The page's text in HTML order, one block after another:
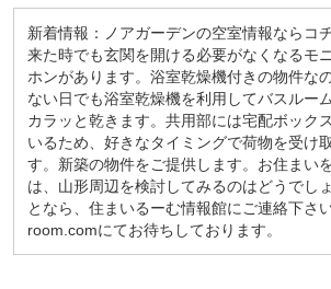
新着情報：ノアガーデンの空室情報ならコ
来た時でも玄関を開ける必要がなくなるモ
ホンがあります。浴室乾燥機付きの物件な
ない日でも浴室乾燥機を利用してバスルー
カラッと乾きます。共用部には宅配ボック
いるため、好きなタイミングで荷物を受け
す。新築の物件をご提供します。お住まい
は、山形周辺を検討してみるのはどうでし
となら、住まいるーむ情報館にご連絡下さ
room.comにてお待ちしております。